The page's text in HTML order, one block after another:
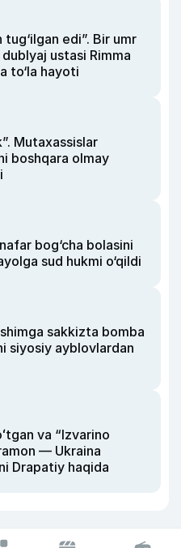
edi”. Bir umr
ustasi Rimma
to‘la hayoti
Mutaxassislar
boshqara olmay
bog‘cha bolasini
sud hukmi o‘qildi
sakkizta bomba
siyosiy ayblovlardan
va “Izvarino
— Ukraina
Drapatiy haqida